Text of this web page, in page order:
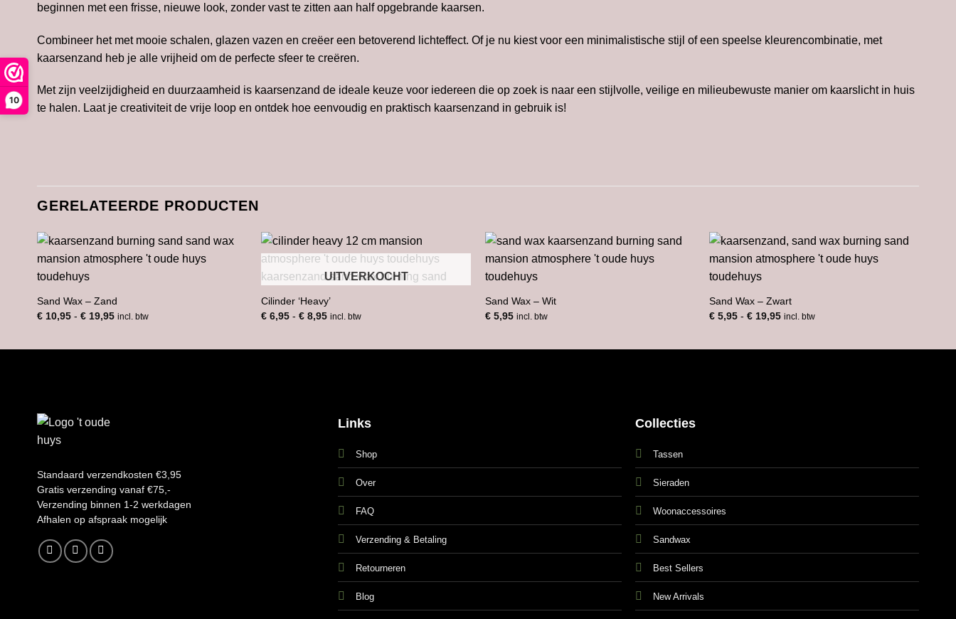
10
beginnen met een frisse, nieuwe look, zonder vast te zitten aan half opgebrande kaarsen.
Combineer het met mooie schalen, glazen vazen en creëer een betoverend lichteffect. Of je nu kiest voor een minimalistische stijl of een speelse kleurencombinatie, met
kaarsenzand heb je alle vrijheid om de perfecte sfeer te creëren.
Met zijn veelzijdigheid en duurzaamheid is kaarsenzand de ideale keuze voor iedereen die op zoek is naar een stijlvolle, veilige en milieubewuste manier om kaarslicht in huis
te halen. Laat je creativiteit de vrije loop en ontdek hoe eenvoudig en praktisch kaarsenzand in gebruik is!
GERELATEERDE PRODUCTEN
Sand Wax – Zand
€10,95 - €19,95Prijsklasse:
incl. btw
UITVERKOCHT
Cilinder ‘Heavy’
€6,95 - €8,95Prijsklasse:
incl. btw
Sand Wax – Wit
€5,95 incl. btw
Sand Wax – Zwart
€5,95 - €19,95Prijsklasse:
incl. btw
Standaard verzendkosten €3,95
Gratis verzending vanaf €75,-
Verzending binnen 1-2 werkdagen
Afhalen op afspraak mogelijk
Links
Shop
Over
FAQ
Verzending & Betaling
Retourneren
Blog
Collecties
Tassen
Sieraden
Woonaccessoires
Sandwax
Best Sellers
New Arrivals